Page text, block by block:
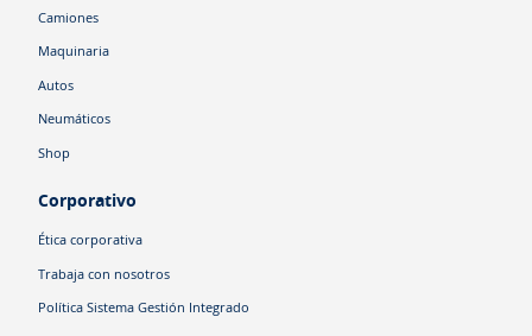
Camiones
Maquinaria
Autos
Neumáticos
Shop
Corporativo
Ética corporativa
Trabaja con nosotros
Política Sistema Gestión Integrado